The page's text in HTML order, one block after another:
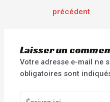
précédent
Laisser un
Votre adresse e-mail ne
obligatoires sont
Écrivez